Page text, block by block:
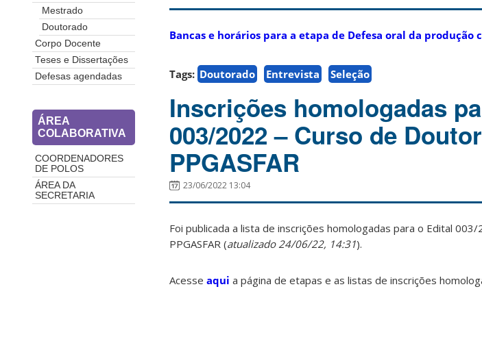
Mestrado
Doutorado
Corpo Docente
Teses e Dissertações
Defesas agendadas
ÁREA
COLABORATIVA
COORDENADORES
DE POLOS
ÁREA DA
SECRETARIA
Bancas e horários para a etapa de Defesa oral da
Tags: Doutorado Entrevista Seleção
Inscrições homologadas
003/2022 – Curso de
PPGASFAR
23/06/2022 13:04
Foi publicada a lista de inscrições homologadas para o Edital
PPGASFAR (atualizado 24/06/22, 14:31).
Acesse aqui a página de etapas e as listas de inscrições